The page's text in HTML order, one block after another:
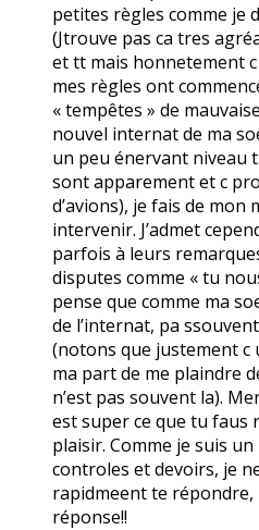
petites règles comme je
(Jtrouve pas ca tres
et tt mais honnetement
mes règles ont
« tempêtes » de
nouvel internat de ma
un peu énervant niveau
sont apparement et c
d’avions), je fais de
intervenir. J’admet
parfois à leurs
disputes comme « tu
pense que comme ma
de l’internat, pa
(notons que justement c
ma part de me plaindre
n’est pas souvent la).
est super ce que tu faus
plaisir. Comme je suis
controles et devoirs, je
rapidmeent te répondre,
réponse!!